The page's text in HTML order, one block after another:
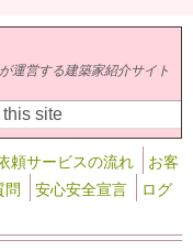
運営する建築家紹介サイト
ーム
頼サービスの流れ
お客
問 安心安全宣言
ログ